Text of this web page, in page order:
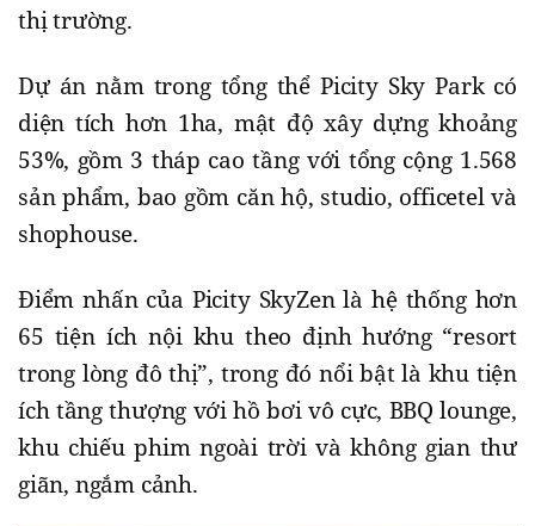
thị trường.
Dự án nằm trong tổng thể Picity Sky Park có
diện tích hơn 1ha, mật độ xây dựng khoảng
53%, gồm 3 tháp cao tầng với tổng cộng 1.568
sản phẩm, bao gồm căn hộ, studio, officetel và
shophouse.
Điểm nhấn của Picity SkyZen là hệ thống hơn
65 tiện ích nội khu theo định hướng “resort
trong lòng đô thị”, trong đó nổi bật là khu tiện
ích tầng thượng với hồ bơi vô cực, BBQ lounge,
khu chiếu phim ngoài trời và không gian thư
giãn, ngắm cảnh.